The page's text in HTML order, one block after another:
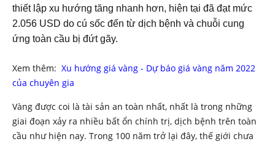
thiết lập xu hướng tăng nhanh hơn, hiện tại đã đạt mức
2.056 USD do cú sốc đến từ dịch bệnh và chuỗi cung
ứng toàn cầu bị đứt gãy.
Xem thêm: Xu hướng giá vàng - Dự báo giá vàng năm 2022
của chuyên gia
Vàng được coi là tài sản an toàn nhất, nhất là trong những
giai đoạn xảy ra nhiều bất ổn chính trị, dịch bệnh trên toàn
cầu như hiện nay. Trong 100 năm trở lại đây, thế giới chưa